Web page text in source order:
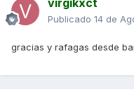
Publicado 14 de
gracias y rafagas desde